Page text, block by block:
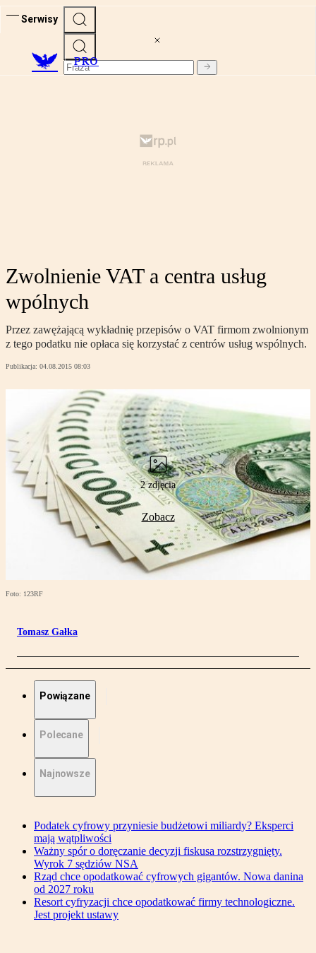
Serwisy
PRO
Zwolnienie VAT a centra usług
wpólnych
Przez zawężającą wykładnię przepisów o VAT firmom zwolnionym
z tego podatku nie opłaca się korzystać z centrów usług wspólnych.
Publikacja: 04.08.2015 08:03
2 zdjęcia
Zobacz
Foto: 123RF
Tomasz Gałka
Powiązane
Polecane
Najnowsze
Podatek cyfrowy przyniesie budżetowi miliardy? Eksperci
mają wątpliwości
Ważny spór o doręczanie decyzji fiskusa rozstrzygnięty.
Wyrok 7 sędziów NSA
Rząd chce opodatkować cyfrowych gigantów. Nowa danina
od 2027 roku
Resort cyfryzacji chce opodatkować firmy technologiczne.
Jest projekt ustawy